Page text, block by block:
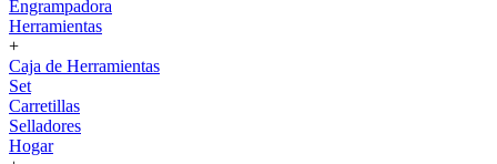
Engrampadora
Herramientas
+
Caja de Herramientas
Set
Carretillas
Selladores
Hogar